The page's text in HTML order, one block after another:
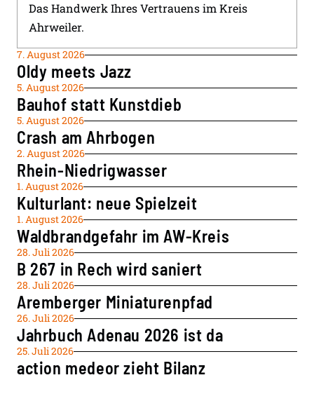
Das Handwerk Ihres Vertrauens im Kreis
Ahrweiler.
7. August 2026
Oldy meets Jazz
5. August 2026
Bauhof statt Kunstdieb
5. August 2026
Crash am Ahrbogen
2. August 2026
Rhein-Niedrigwasser
1. August 2026
Kulturlant: neue Spielzeit
1. August 2026
Waldbrandgefahr im AW-Kreis
28. Juli 2026
B 267 in Rech wird saniert
28. Juli 2026
Aremberger Miniaturenpfad
26. Juli 2026
Jahrbuch Adenau 2026 ist da
25. Juli 2026
action medeor zieht Bilanz